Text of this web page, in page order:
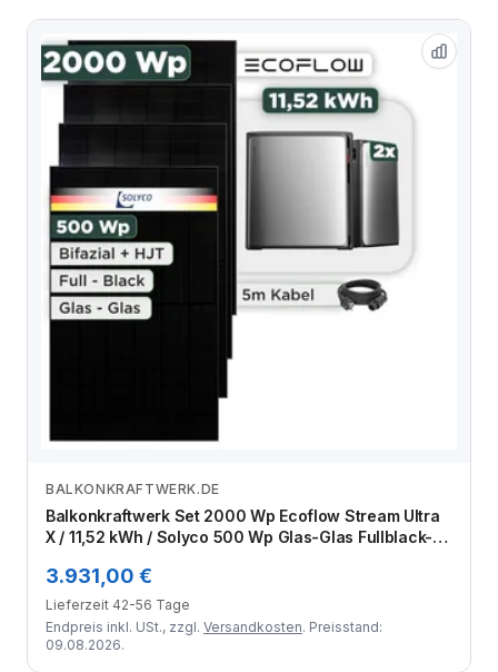
Zum Angebot
BALKONKRAFTWERK.DE
Balkonkraftwerk Set 2000 Wp Ecoflow Stream Ultra
X / 11,52 kWh / Solyco 500 Wp Glas-Glas Fullblack-
3.931,00 €
Lieferzeit 42-56 Tage
Endpreis inkl. USt., zzgl. Versandkosten. Preisstand:
09.08.2026.